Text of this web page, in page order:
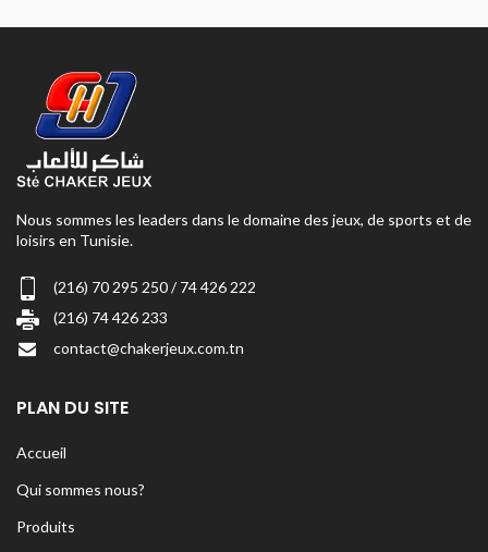
Nous sommes les leaders dans le domaine des jeux, de sports et de
loisirs en Tunisie.
(216) 70 295 250 / 74 426 222
(216) 74 426 233
contact@chakerjeux.com.tn
PLAN DU SITE
Accueil
Qui sommes nous?
Produits